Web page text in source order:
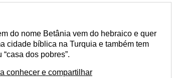
do nome Betânia vem do hebraico e quer
cidade bíblica na Turquia e também tem
dos pobres”.
conhecer e compartilhar